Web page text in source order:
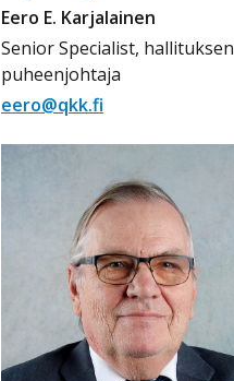
Eero E. Karjalainen
Senior Specialist, hallituksen
puheenjohtaja
eero@qkk.fi